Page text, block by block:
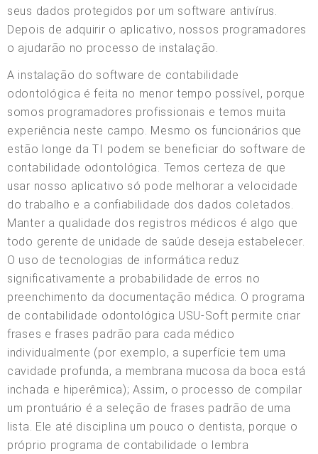
seus dados protegidos por um software antivírus.
Depois de adquirir o aplicativo, nossos programadores
o ajudarão no processo de instalação.
A instalação do software de contabilidade
odontológica é feita no menor tempo possível, porque
somos programadores profissionais e temos muita
experiência neste campo. Mesmo os funcionários que
estão longe da TI podem se beneficiar do software de
contabilidade odontológica. Temos certeza de que
usar nosso aplicativo só pode melhorar a velocidade
do trabalho e a confiabilidade dos dados coletados.
Manter a qualidade dos registros médicos é algo que
todo gerente de unidade de saúde deseja estabelecer.
O uso de tecnologias de informática reduz
significativamente a probabilidade de erros no
preenchimento da documentação médica. O programa
de contabilidade odontológica USU-Soft permite criar
frases e frases padrão para cada médico
individualmente (por exemplo, a superfície tem uma
cavidade profunda, a membrana mucosa da boca está
inchada e hiperêmica); Assim, o processo de compilar
um prontuário é a seleção de frases padrão de uma
lista. Ele até disciplina um pouco o dentista, porque o
próprio programa de contabilidade o lembra